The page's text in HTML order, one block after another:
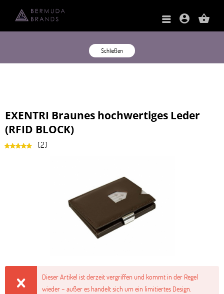
account_circle shopping_basket
Schließen
EXENTRI Braunes hochwertiges Leder
(RFID BLOCK)
(2)
Dieser Artikel ist derzeit vergriffen und kommt in der Regel
wieder – außer es handelt sich um ein limitiertes Design.